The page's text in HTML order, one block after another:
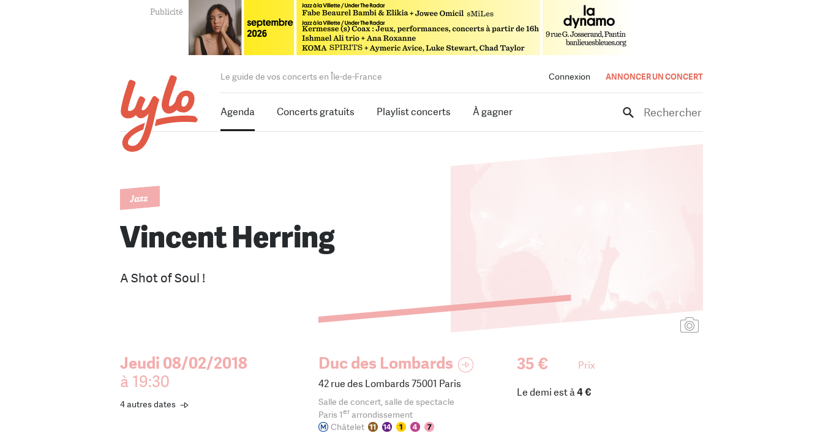
Connexion ANNONCER UN CONCERT
Le guide de vos concerts en Île-de-France
Agenda Concerts gratuits Playlist concerts À gagner Rechercher
Jazz
Vincent Herring
A Shot of Soul !
Jeudi 08/02/2018
à 19:30
4 autres dates
Duc des Lombards
42 rue des Lombards 75001 Paris
Salle de concert, salle de spectacle
Paris 1erarrondissement
Châtelet
35 € Prix
Le demi est à4 €